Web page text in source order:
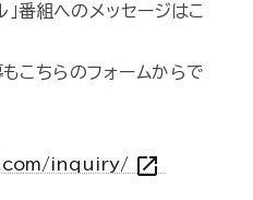
」番組へのメッセージはこ
こちらのフォームからで
inquiry/ open_in_new